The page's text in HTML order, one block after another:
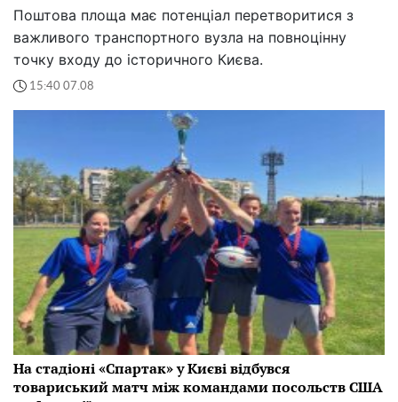
Поштова площа має потенціал перетворитися з
важливого транспортного вузла на повноцінну
точку входу до історичного Києва.
15:40 07.08
На стадіоні «Спартак» у Києві відбувся
товариський матч між командами посольств США